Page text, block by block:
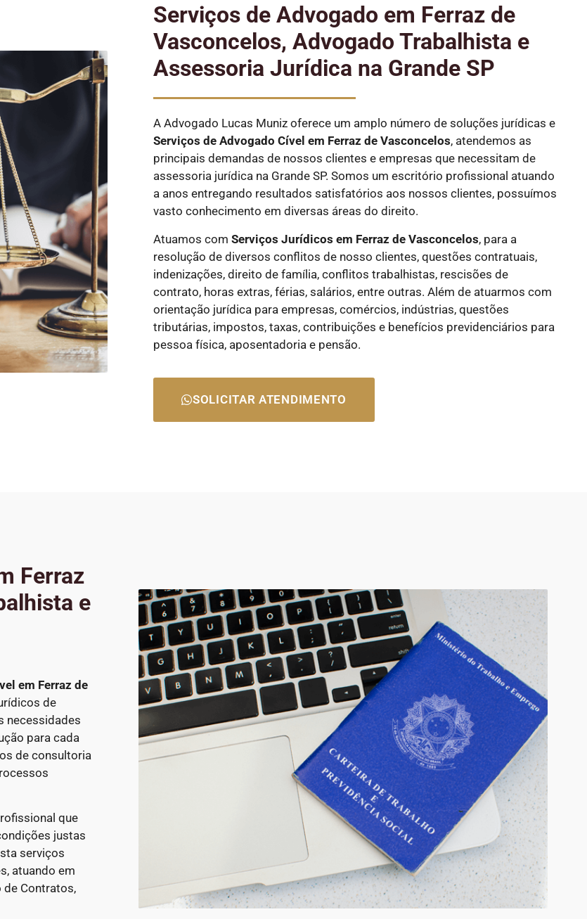
Serviços de Advogado em Ferraz de
Vasconcelos, Advogado Trabalhista e
Assessoria Jurídica na Grande SP
A Advogado Lucas Muniz oferece um amplo número de soluções jurídicas e
Serviços de Advogado Cívelem Ferraz de Vasconcelos, atendemos as
principais demandas de nossos clientes e empresas que necessitam de
assessoria jurídica na Grande SP. Somos um escritório profissional atuando
a anos entregando resultados satisfatórios aos nossos clientes, possuímos
vasto conhecimento em diversas áreas do direito.
Atuamos comServiços Jurídicosem Ferraz de Vasconcelos, para a
resolução de diversos conflitos de nosso clientes, questões contratuais,
indenizações, direito de família, conflitos trabalhistas, rescisões de
contrato, horas extras, férias, salários, entre outras. Além de atuarmos com
orientação jurídica para empresas, comércios, indústrias, questões
tributárias, impostos, taxas, contribuições e benefícios previdenciários para
pessoa física, aposentadoria e pensão.
SOLICITAR ATENDIMENTO
Ferraz
e
em Ferraz de
de
necessidades
para cada
de consultoria
que
justas
serviços
atuando em
de Contratos,